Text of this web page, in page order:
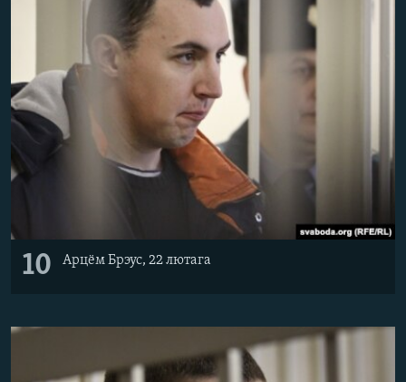
10 Арцём Брэус, 22 лютага